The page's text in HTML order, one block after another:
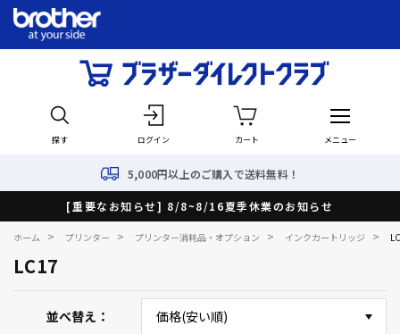
探す ログイン カート メニュー
5,000円以上のご購入で送料無料！
[重要なお知らせ] 8/8~8/16夏季休業のお知らせ
ホーム > プリンター > プリンター消耗品・オプション > インクカートリッジ >
LC17
並べ替え